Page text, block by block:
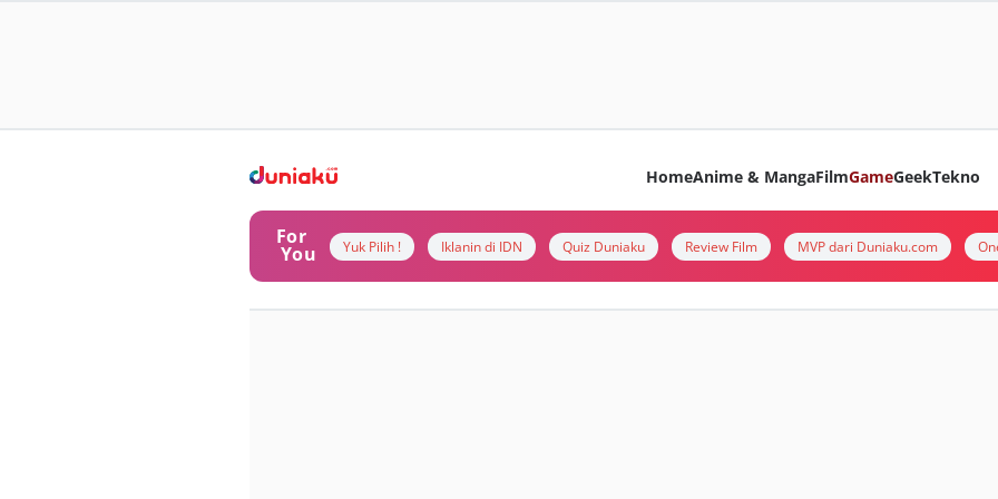
HomeAnime & MangaFilmGameGeekTekno
For
You Yuk Pilih ! Iklanin di IDN Quiz Duniaku Review Film MVP dari Duniaku.com